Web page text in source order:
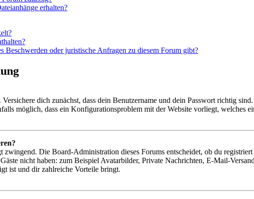
erhalten?
Beschwerden oder juristische Anfragen zu diesem Forum gibt?
dich zunächst, dass dein Benutzername und dein Passwort richtig
möglich, dass ein Konfigurationsproblem mit der Website vorliegt, welches
Die Board-Administration dieses Forums entscheidet, ob du
nicht haben: zum Beispiel Avatarbilder, Private Nachrichten, E-Mail-
ist und dir zahlreiche Vorteile bringt.